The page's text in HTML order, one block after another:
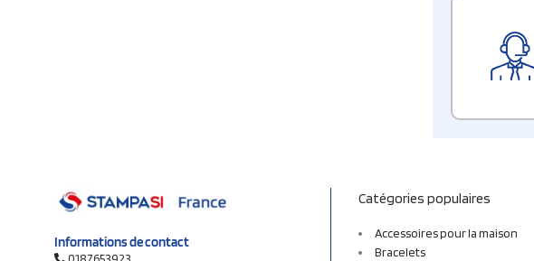
Informations de contact
0187653923
Catégories populaires
Accessoires pour la maison
Bracelets